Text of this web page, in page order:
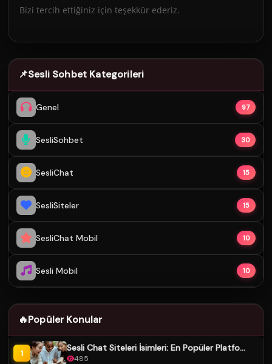
Bizi tercih ettiğiniz için teşekkür ederiz.
📌Sesli Sohbet Kategorileri
Genel 97
SesliSohbet 30
SesliChat 15
SesliSiteler 15
SesliChat Mobil 10
Sesli Mobil 10
🔥Popüler Konular
1 Sesli Chat Siteleri İsimleri: En Popüler Platfo...
485